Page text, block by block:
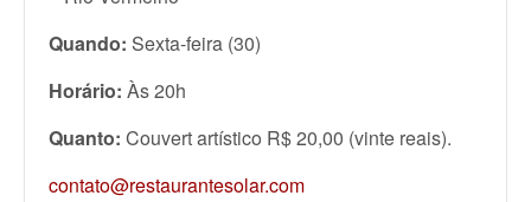
Quando: Sexta-feira (30)
Horário: Às 20h
Quanto: Couvert artístico R$ 20,00 (vinte reais).
contato@restaurantesolar.com